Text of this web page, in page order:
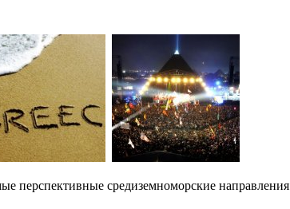
перспективные средиземноморские направления